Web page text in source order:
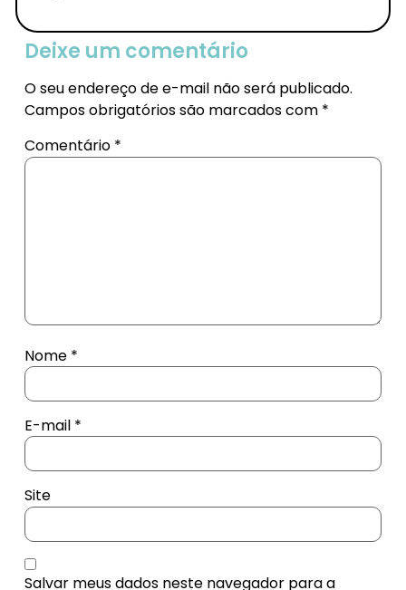
Deixe um comentário
O seu endereço de e-mail não será publicado.
Campos obrigatórios são marcados com *
Comentário *
Nome *
E-mail *
Site
Salvar meus dados neste navegador para a